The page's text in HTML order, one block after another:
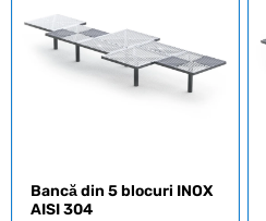
Bancă din 5 blocuri INOX
AISI 304